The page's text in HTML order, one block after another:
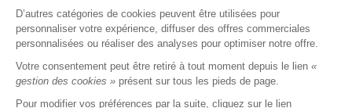
Plus qu’un hébergeur, une seule et unique plateforme
avec tous les outils de diffusion, de communication et
d’analyse pour votre podcast.
D’autres catégories de cookies peuvent être utilisées pour
personnaliser votre expérience, diffuser des offres commerciales
personnalisées ou réaliser des analyses pour optimiser notre offre.
Votre consentement peut être retiré à tout moment depuis le lien «
gestion des cookies » présent sur tous les pieds de page.
Pour modifier vos préférences par la suite, cliquez sur le lien